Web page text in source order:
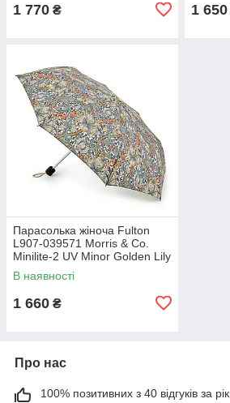
1 770 ₴ 1 650
Парасолька жіноча Fulton
L907-039571 Morris & Co.
Minilite-2 UV Minor Golden Lily
Slate Manilla (Золота лілія)
В наявності
1 660 ₴
Про нас
100% позитивних з 40 відгуків за рік